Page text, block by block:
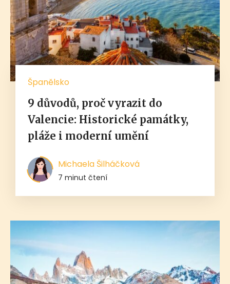
Španělsko
9 důvodů, proč vyrazit do
Valencie: Historické památky,
pláže i moderní umění
Michaela Šilháčková
7 minut čtení